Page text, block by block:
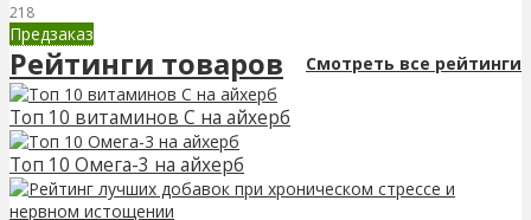
218
Предзаказ
Рейтинги товаров Смотреть все рейтинги
Топ 10 витаминов С на айхерб
Топ 10 Омега-3 на айхерб